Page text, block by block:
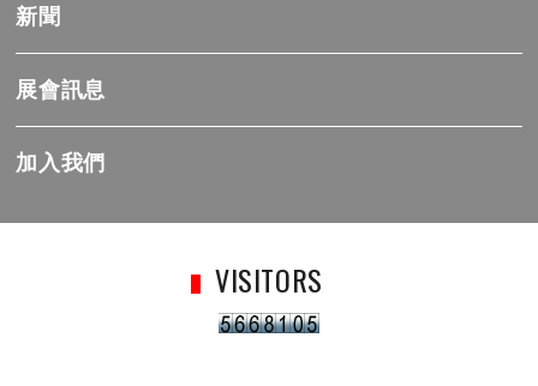
新聞
展會訊息
加入我們
VISITORS